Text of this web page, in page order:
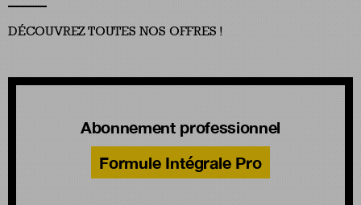
DÉCOUVREZ TOUTES NOS OFFRES !
Abonnement professionnel
Formule Intégrale Pro